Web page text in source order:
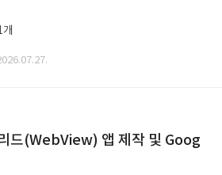
드(WebView) 앱 제작 및 Goog